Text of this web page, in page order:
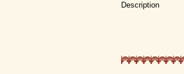
Description